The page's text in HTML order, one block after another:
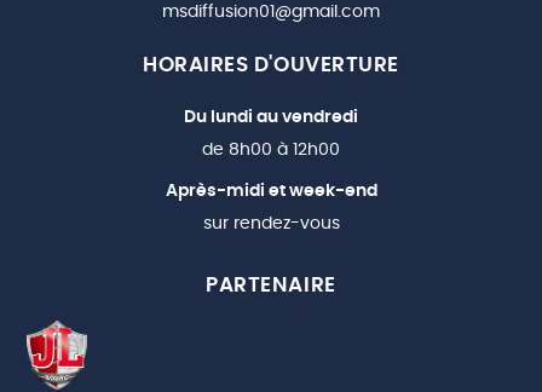
msdiffusion01@gmail.com
HORAIRES D'OUVERTURE
Du lundi au vendredi
de 8h00 à 12h00
Après-midi et week-end
sur rendez-vous
PARTENAIRE